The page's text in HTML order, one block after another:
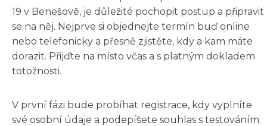
19 v Benešově, je důležité pochopit postup a připravit
se na něj. Nejprve si objednejte termín buď online
nebo telefonicky a přesně zjistěte, kdy a kam máte
dorazit. Přijďte na místo včas a s platným dokladem
totožnosti.
V první fázi bude probíhat registrace, kdy vyplníte
své osobní údaje a podepíšete souhlas s testováním.